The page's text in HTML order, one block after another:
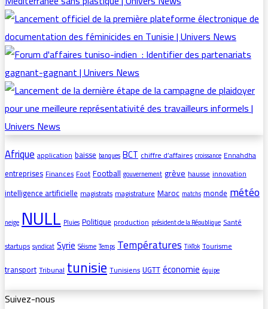
Afriqueapplicationbaisse banques BCTchiffre d’affaires croissance Ennahdha
entreprisesFinancesFootFootball gouvernement grèvehausseinnovation
intelligence artificiellemagistratsmagistratureMaroc matchs mondemétéo
neige NULL Pluies Politique production président de la République Santé
startups syndicat Syrie Séisme Temps Températures TikTok Tourisme
transportTribunaltunisieTunisiensUGTTéconomie équipe
Suivez-nous